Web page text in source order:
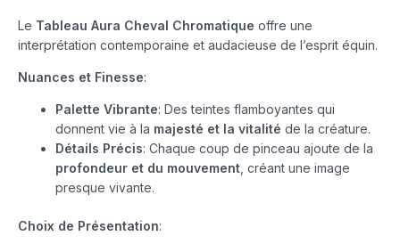
Le Tableau Aura Cheval Chromatique offre une
interprétation contemporaine et audacieuse de l’esprit équin.
Nuances et Finesse:
Palette Vibrante: Des teintes flamboyantes qui
donnent vie à la majesté et la vitalité de la créature.
Détails Précis: Chaque coup de pinceau ajoute de la
profondeur et du mouvement , créant une image
presque vivante.
Choix de Présentation: